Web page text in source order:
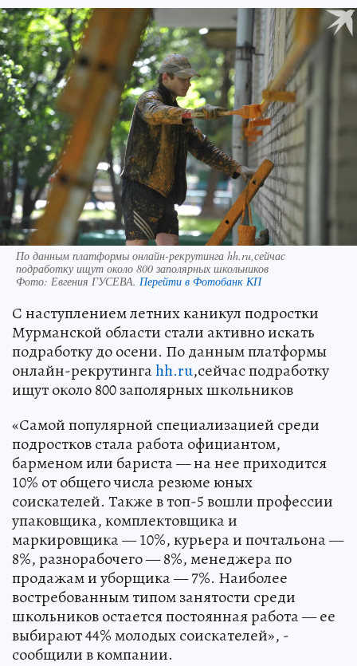
По данным платформы онлайн-рекрутинга hh.ru,сейчас
подработку ищут около 800 заполярных школьников
Фото: Евгения ГУСЕВА. Перейти в Фотобанк КП
С наступлением летних каникул подростки
Мурманской области стали активно искать
подработку до осени. По данным платформы
онлайн-рекрутингаhh.ru,сейчас подработку
ищут около 800 заполярных школьников
«Самой популярной специализацией среди
подростков стала работа официантом,
барменом или бариста — на нее приходится
10% от общего числа резюме юных
соискателей. Также в топ-5 вошли профессии
упаковщика, комплектовщика и
маркировщика — 10%, курьера и почтальона —
8%, разнорабочего — 8%, менеджера по
продажам и уборщика — 7%. Наиболее
востребованным типом занятости среди
школьников остается постоянная работа — ее
выбирают 44% молодых соискателей», -
сообщили в компании.